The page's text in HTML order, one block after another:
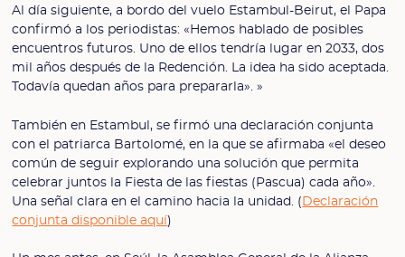
Al día siguiente, a bordo del vuelo Estambul-Beirut, el Papa
confirmó a los periodistas: «Hemos hablado de posibles
encuentros futuros. Uno de ellos tendría lugar en 2033, dos
mil años después de la Redención. La idea ha sido aceptada.
Todavía quedan años para prepararla». »
También en Estambul, se firmó una declaración conjunta
con el patriarca Bartolomé, en la que se afirmaba «el deseo
común de seguir explorando una solución que permita
celebrar juntos la Fiesta de las fiestas (Pascua) cada año».
Una señal clara en el camino hacia la unidad. (Declaración
conjunta disponible aquí)